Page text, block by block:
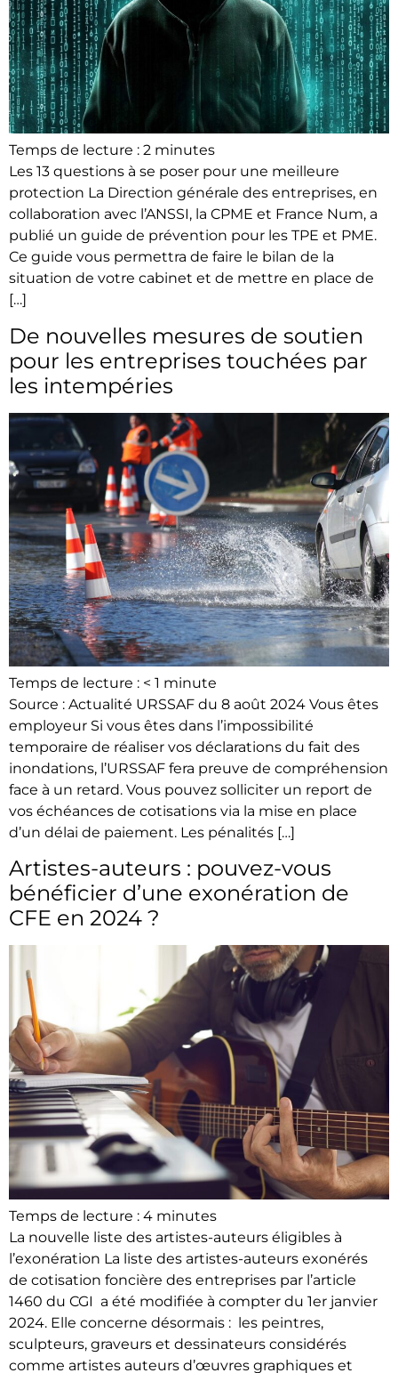
Temps de lecture : 2 minutes
Les 13 questions à se poser pour une meilleure
protection La Direction générale des entreprises, en
collaboration avec l’ANSSI, la CPME et France Num, a
publié un guide de prévention pour les TPE et PME.
Ce guide vous permettra de faire le bilan de la
situation de votre cabinet et de mettre en place de
[…]
De nouvelles mesures de soutien
pour les entreprises touchées par
les intempéries
Temps de lecture : < 1 minute
Source : Actualité URSSAF du 8 août 2024 Vous êtes
employeur Si vous êtes dans l’impossibilité
temporaire de réaliser vos déclarations du fait des
inondations, l’URSSAF fera preuve de compréhension
face à un retard. Vous pouvez solliciter un report de
vos échéances de cotisations via la mise en place
d’un délai de paiement. Les pénalités […]
Artistes-auteurs : pouvez-vous
bénéficier d’une exonération de
CFE en 2024 ?
Temps de lecture : 4 minutes
La nouvelle liste des artistes-auteurs éligibles à
l’exonération La liste des artistes-auteurs exonérés
de cotisation foncière des entreprises par l’article
1460 du CGI a été modifiée à compter du 1er janvier
2024. Elle concerne désormais : les peintres,
sculpteurs, graveurs et dessinateurs considérés
comme artistes auteurs d’œuvres graphiques et